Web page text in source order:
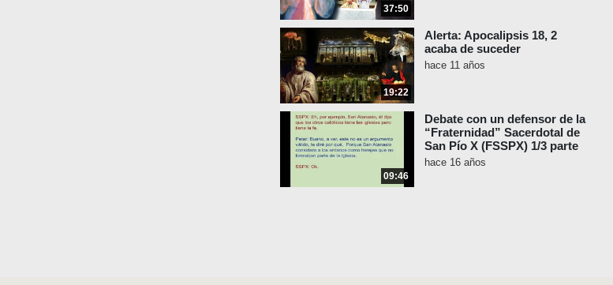
37:50
19:22
Alerta: Apocalipsis 18, 2
acaba de suceder
hace 11 años
09:46
Debate con un defensor de la
“Fraternidad” Sacerdotal de
San Pío X (FSSPX) 1/3 parte
hace 16 años